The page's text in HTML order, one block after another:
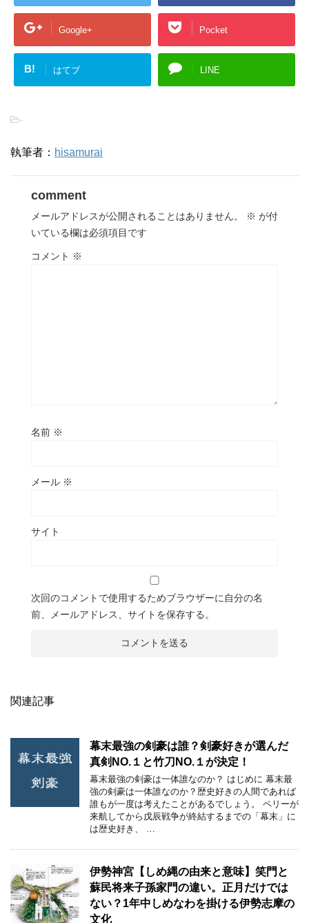
Google+ Pocket
B! はてブ LINE
-
執筆者： hisamurai
comment
メールアドレスが公開されることはありません。 ※ が付
いている欄は必須項目です
コメント ※
名前 ※
メール ※
サイト
次回のコメントで使用するためブラウザーに自分の名
前、メールアドレス、サイトを保存する。
関連記事
幕末最強の剣豪は誰？剣豪好きが選んだ
真剣NO.１と竹刀NO.１が決定！
幕末最強の剣豪は一体誰なのか？ はじめに 幕末最
強の剣豪は一体誰なのか？歴史好きの人間であれば
誰もが一度は考えたことがあるでしょう。 ペリーが
来航してから戊辰戦争が終結するまでの「幕末」に
は歴史好き、 …
伊勢神宮【しめ縄の由来と意味】笑門と
蘇民将来子孫家門の違い。正月だけでは
ない？1年中しめなわを掛ける伊勢志摩の
文化